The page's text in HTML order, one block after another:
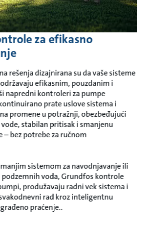
za efikasno
rešenja dizajnirana su da vaše sisteme
efikasnim, pouzdanim i
napredni kontroleri za pumpe
prate uslove sistema i
promene u potražnji, obezbeđujući
stabilan pritisak i smanjenu
bez potrebe za ručnom
sistemom za navodnjavanje ili
voda, Grundfos kontrole
produžavaju radni vek sistema i
rad kroz inteligentnu
praćenje..